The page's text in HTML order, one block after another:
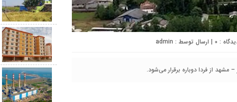
0 | ارسال توسط : admin
مشهد از فردا دوباره برقرار می‌شود.